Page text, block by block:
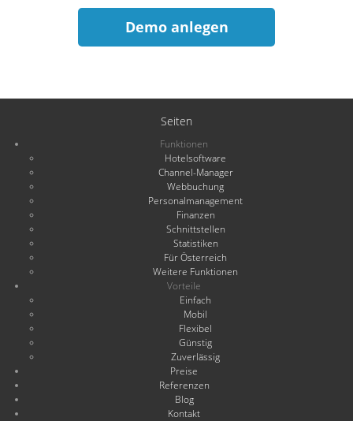
Demo anlegen
Seiten
Funktionen
Hotelsoftware
Channel-Manager
Webbuchung
Personalmanagement
Finanzen
Schnittstellen
Statistiken
Für Österreich
Weitere Funktionen
Vorteile
Einfach
Mobil
Flexibel
Günstig
Zuverlässig
Preise
Referenzen
Blog
Kontakt